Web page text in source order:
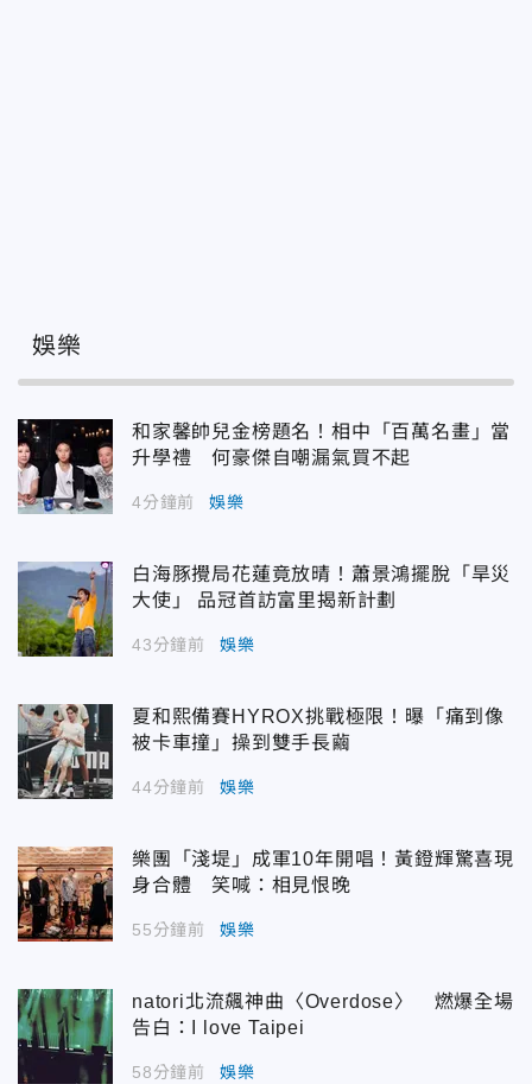
娛樂
和家馨帥兒金榜題名！相中「百萬名畫」當
升學禮 何豪傑自嘲漏氣買不起
4分鐘前 娛樂
白海豚攪局花蓮竟放晴！蕭景鴻擺脫「旱災
大使」 品冠首訪富里揭新計劃
43分鐘前 娛樂
夏和熙備賽HYROX挑戰極限！曝「痛到像
被卡車撞」操到雙手長繭
44分鐘前 娛樂
樂團「淺堤」成軍10年開唱！黃鐙輝驚喜現
身合體 笑喊：相見恨晚
55分鐘前 娛樂
natori北流飆神曲〈Overdose〉 燃爆全場
告白：I love Taipei
58分鐘前 娛樂